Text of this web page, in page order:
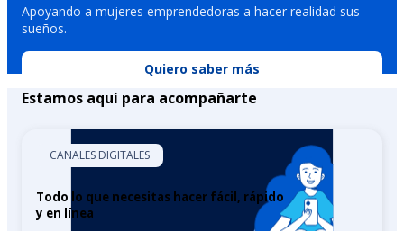
Apoyando a mujeres emprendedoras a hacer realidad sus
sueños.
Quiero saber más
Estamos aquí para acompañarte
CANALES DIGITALES
Todo lo que necesitas hacer fácil, rápido
y en línea